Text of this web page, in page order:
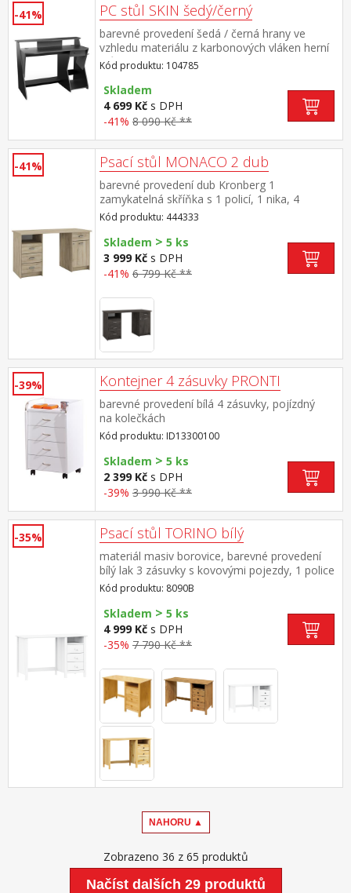
-41% PC stůl SKIN šedý/černý
barevné provedení šedá / černá hrany ve
vzhledu materiálu z karbonových vláken herní
stůl: horní police na 2 velké monitory 1
zásuvka s kovovými pojezdy na příslušenství
háček na sluchátka, dvě průchodky na kabely
opěrka na nohy, velký prostor pro PC case
maximální nosnosti uvedeny v návodu k
Kód produktu: 104785
Skladem
4 699 Kč s DPH
-41% 8 090 Kč **
-41% Psací stůl MONACO 2 dub
barevné provedení dub Kronberg 1
zamykatelná skříňka s 1 policí, 1 nika, 4
zásuvky s kovovými pojezdy prostor mezi
zásuvkami a skříňkou 56 cm přední hrana
stolu mírně vykrojena do oblouku maximální
nosnosti uvedeny v návodu k montáži
Kód produktu: 444333
Skladem > 5 ks
3 999 Kč s DPH
-41% 6 799 Kč **
-39% Kontejner 4 zásuvky PRONTI
barevné provedení bílá 4 zásuvky, pojízdný
na kolečkách
Kód produktu: ID13300100
Skladem > 5 ks
2 399 Kč s DPH
-39% 3 990 Kč **
-35% Psací stůl TORINO bílý
materiál masiv borovice, barevné provedení
bílý lak 3 zásuvky s kovovými pojezdy, 1 police
Kód produktu: 8090B
Skladem > 5 ks
4 999 Kč s DPH
-35% 7 790 Kč **
NAHORU ▲
Zobrazeno 36 z 65 produktů
Načíst dalších 29 produktů